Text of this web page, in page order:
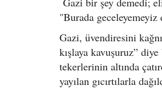
"Burada geceleyemeyiz
Gazi, üvendiresini
kışlaya kavuşuruz”
tekerlerinin altında
yayılan gıcırtılarla